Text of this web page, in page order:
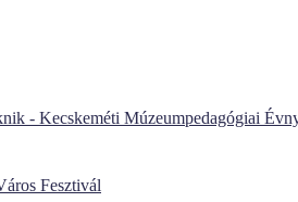
- Kecskeméti Múzeumpedagógiai
Fesztivál